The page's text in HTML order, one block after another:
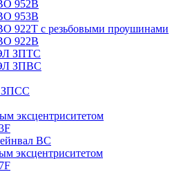
952B
953B
922T с резьбовыми проушинами
922B
ЗПТС
ЗПВС
ЗПСС
эксцентриситетом
BC
эксцентриситетом